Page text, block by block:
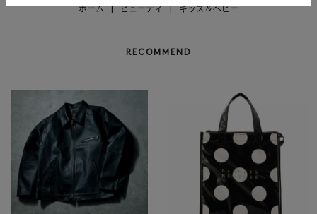
ホーム | ビューティ | キッズ＆ベビー
RECOMMEND